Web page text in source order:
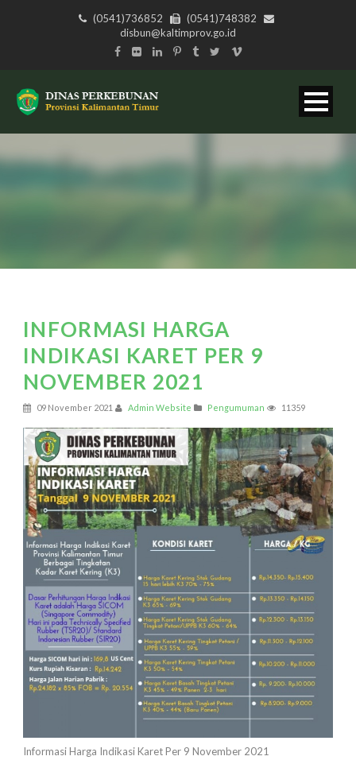
(0541)736852
(0541)748382
disbun@kaltimprov.go.id
INFORMASI HARGA
INDIKASI KARET PER 9
NOVEMBER 2021
09 November 2021 Admin Website Pengumuman 11359
Informasi Harga Indikasi Karet Per 9 November 2021